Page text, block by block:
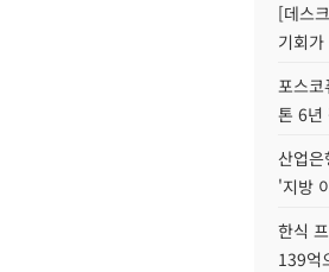
[데스
기회
포스
톤 6년
산업
'지방
한식
139억